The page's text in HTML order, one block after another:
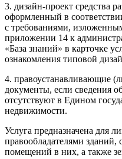
3. дизайн-проект средства
оформленный в
с требованиями,
приложении 14 к
«База знаний» в карточке
ознакомления типовой
4. правоустанавливающие
документы, если сведения
отсутствуют в Едином
недвижимости.
Услуга предназначена для
правообладателями зданий,
помещений в них, а также